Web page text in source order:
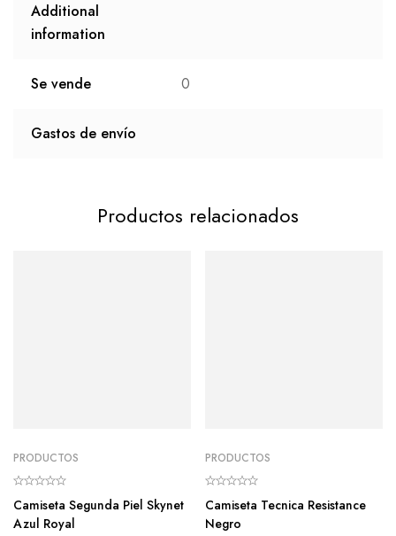
Additional
information
Se vende 0
Gastos de envío
Productos relacionados
PRODUCTOS
Camiseta Segunda Piel Skynet
Azul Royal
PRODUCTOS
Camiseta Tecnica Resistance
Negro